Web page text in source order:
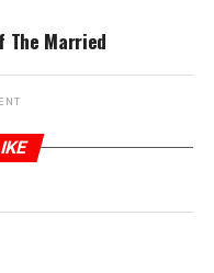
The Married